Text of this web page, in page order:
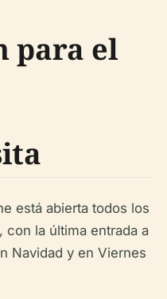
para el
está abierta todos los
la última entrada a
Navidad y en Viernes